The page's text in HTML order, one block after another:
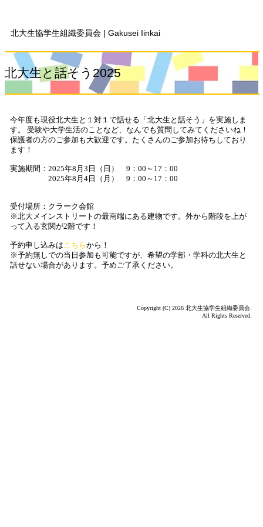
北大生協学生組織委員会 | Gakusei Iinkai
北大生と話そう2025
今年度も現役北大生と１対１で話せる「北大生と話そう」を実施しま
す。 受験や大学生活のことなど、なんでも質問してみてくださいね！
保護者の方のご参加も大歓迎です。たくさんのご参加お待ちしており
ます！
実施期間：2025年8月3日（日） 9：00～17：00
2025年8月4日（月） 9：00～17：00
受付場所：クラーク会館
※北大メインストリートの最南端にある建物です。外から階段を上が
って入る玄関が2階です！
予約申し込みはこちらから！
※予約無しでの当日参加も可能ですが、希望の学部・学科の北大生と
話せない場合があります。予めご了承ください。
Copyright (C)2026 北大生協学生組織委員会.
All Rights Reserved.